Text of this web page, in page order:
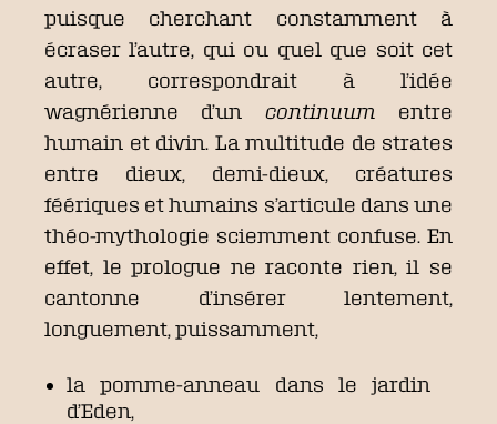
puisque cherchant constamment à
écraser l’autre, qui ou quel que soit cet
autre, correspondrait à l’idée
wagnérienne d’un continuum entre
humain et divin. La multitude de strates
entre dieux, demi-dieux, créatures
féériques et humains s’articule dans une
théo-mythologie sciemment confuse. En
effet, le prologue ne raconte rien, il se
cantonne d’insérer lentement,
longuement, puissamment,
la pomme-anneau dans le jardin
d’Eden,